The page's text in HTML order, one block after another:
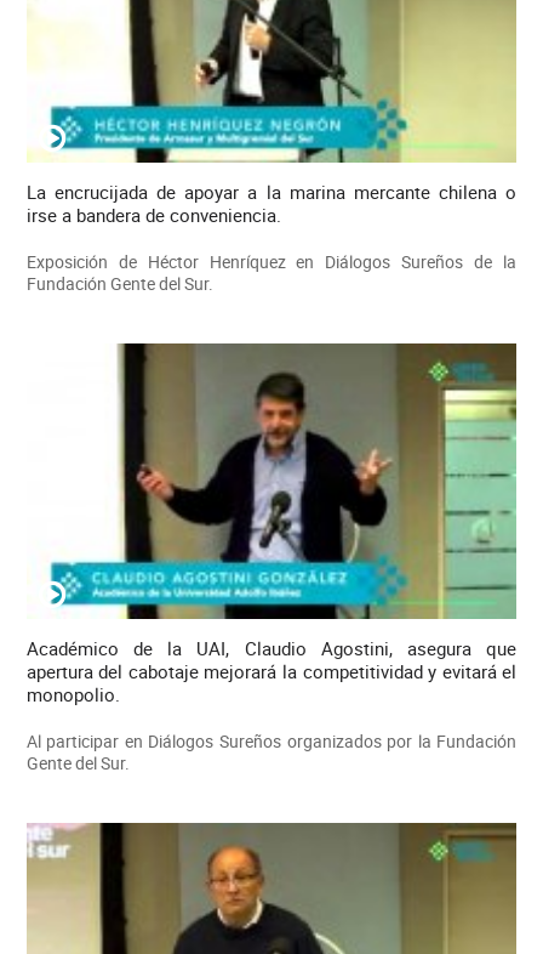
La encrucijada de apoyar a la marina mercante chilena o
irse a bandera de conveniencia.
Exposición de Héctor Henríquez en Diálogos Sureños de la
Fundación Gente del Sur.
Académico de la UAI, Claudio Agostini, asegura que
apertura del cabotaje mejorará la competitividad y evitará el
monopolio.
Al participar en Diálogos Sureños organizados por la Fundación
Gente del Sur.